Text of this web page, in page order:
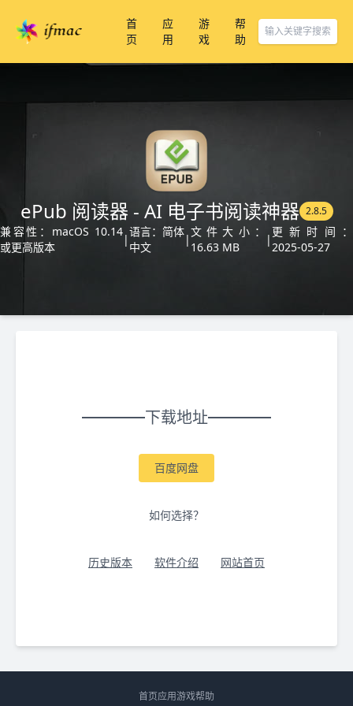
首
页
应
用
游
戏
帮
助
ePub 阅读器 - AI 电子书阅读神器 2.8.5
兼容性：macOS 10.14
或更高版本
|
语言：简体
中文
|
文件大小：
16.63 MB
|
更新时间：
2025-05-27
下载地址
百度网盘
如何选择？
历史版本 软件介绍 网站首页
首页应用游戏帮助